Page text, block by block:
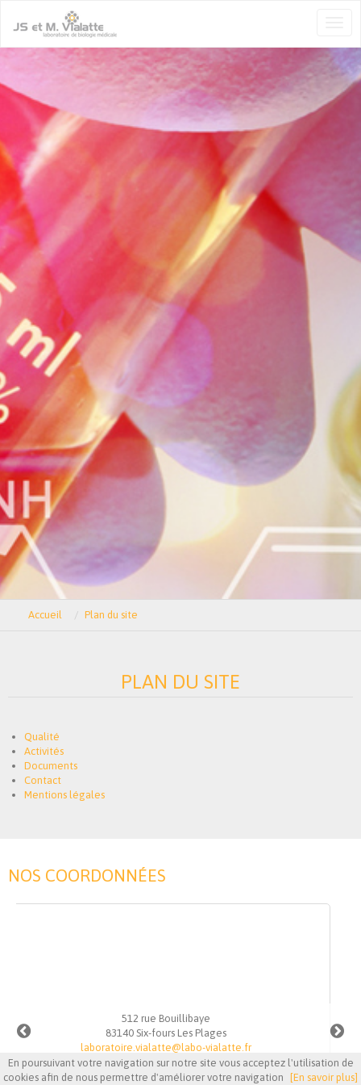
Accueil Plan du site
PLAN DU SITE
Qualité
Activités
Documents
Contact
Mentions légales
NOS COORDONNÉES
349 Avenue de Rome
Espace santé 1 - 1er étage
83500 La Seyne sur Mer
laboratoire.vialatte@labo-vialatte.fr
+33(0)4 94 02 99 40
En poursuivant votre navigation sur notre site vous acceptez l'utilisation de
cookies afin de nous permettre d'améliorer votre navigation
[En savoir plus]